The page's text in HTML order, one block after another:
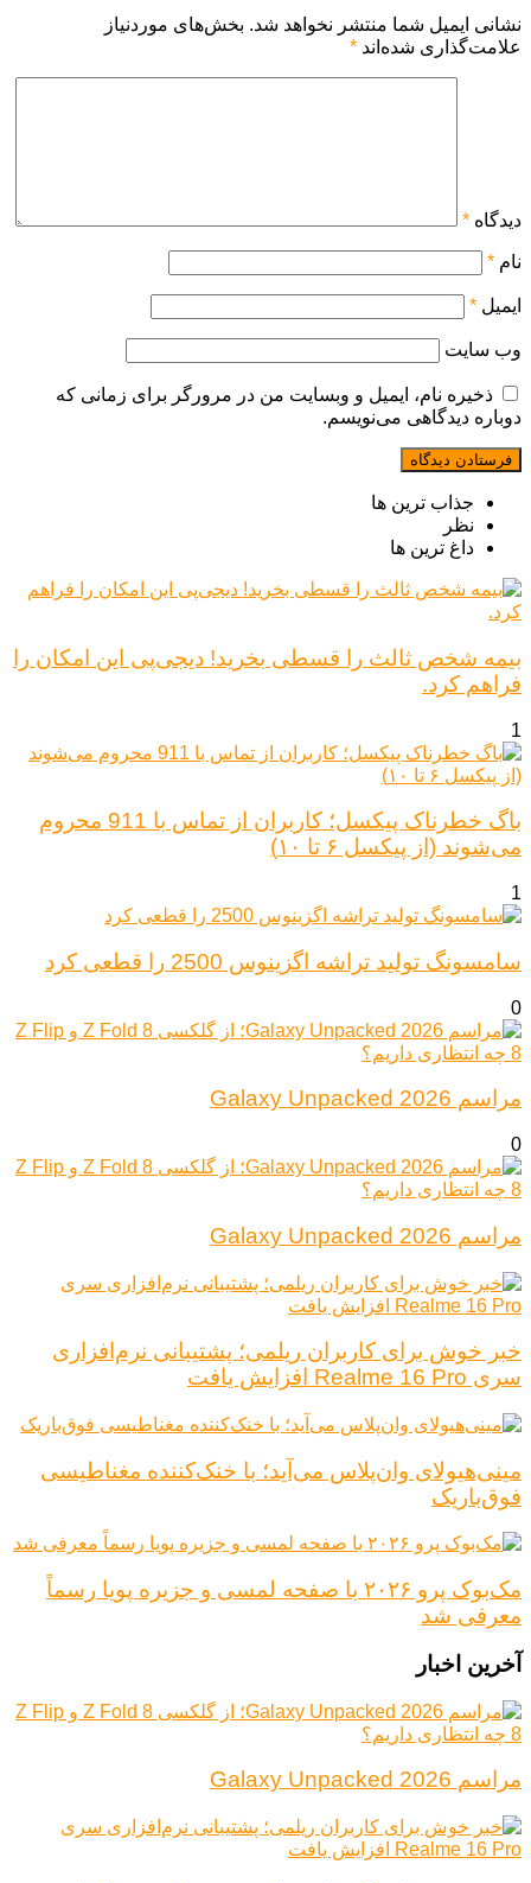
نشانی ایمیل شما منتشر نخواهد شد. بخش‌های موردنیاز
علامت‌گذاری شده‌اند *
دیدگاه *
نام *
ایمیل *
وب‌ سایت
ذخیره نام، ایمیل و وبسایت من در مرورگر برای زمانی که
دوباره دیدگاهی می‌نویسم.
جذاب ترین ها
نظر
داغ ترین ها
بیمه شخص ثالث را قسطی بخرید! دیجی‌پی این امکان را
فراهم کرد.
1
باگ خطرناک پیکسل؛ کاربران از تماس با 911 محروم
می‌شوند (از پیکسل ۶ تا ۱۰)
1
سامسونگ تولید تراشه اگزینوس 2500 را قطعی کرد
0
مراسم Galaxy Unpacked 2026
0
مراسم Galaxy Unpacked 2026
خبر خوش برای کاربران ریلمی؛ پشتیبانی نرم‌افزاری
سری Realme 16 Pro افزایش یافت
مینی‌هیولای وان‌پلاس می‌آید؛ با خنک‌کننده مغناطیسی
فوق‌باریک
مک‌بوک پرو ۲۰۲۶ با صفحه لمسی و جزیره پویا رسماً
معرفی شد
آخرین اخبار
مراسم Galaxy Unpacked 2026